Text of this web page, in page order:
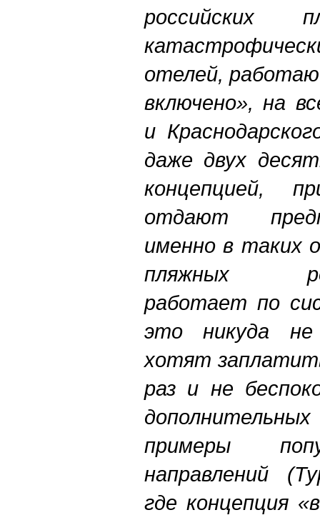
российских
отелей,
включено», на
и
даже двух
концепцией,
отдают
именно в таких
пляжных
работает по
это никуда
хотят
раз и не
примеры
направлений
где концепция